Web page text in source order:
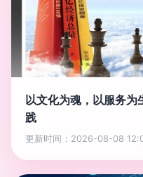
以文化为魂，以服务
践
更新时间：2026-08-08